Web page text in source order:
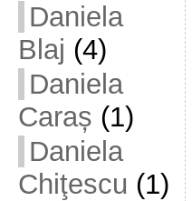
Daniela
Blaj (4)
Daniela
Caraș (1)
Daniela
Chiţescu (1)